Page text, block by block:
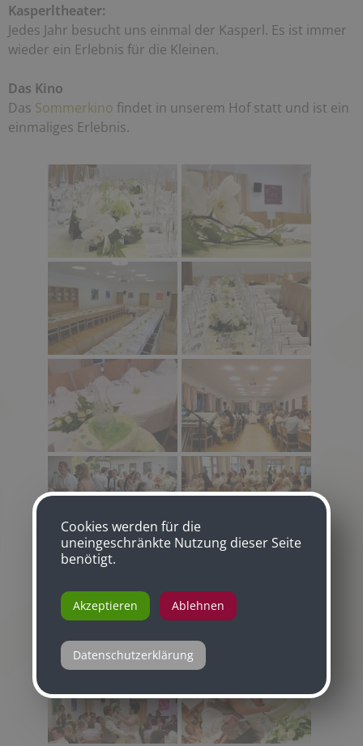
Kasperltheater:
Jedes Jahr besucht uns einmal der Kasperl. Es ist immer
wieder ein Erlebnis für die Kleinen.
Das Kino
Das Sommerkino findet in unserem Hof statt und ist ein
einmaliges Erlebnis.
Cookies werden für die
uneingeschränkte Nutzung dieser Seite
benötigt.
Akzeptieren Ablehnen
Datenschutzerklärung